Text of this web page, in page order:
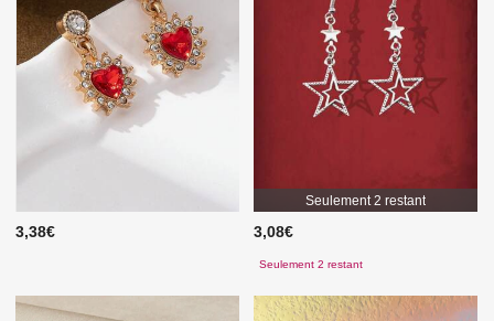
3,38€
Seulement 2 restant
3,08€
Seulement 2 restant